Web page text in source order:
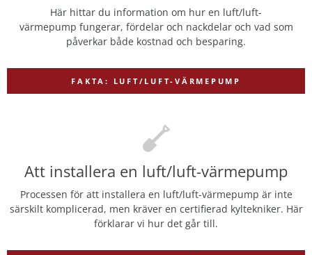
Här hittar du information om hur en luft/luft-
värmepump fungerar, fördelar och nackdelar och vad som
påverkar både kostnad och besparing.
FAKTA: LUFT/LUFT-VÄRMEPUMP
Att installera en luft/luft-värmepump
Processen för att installera en luft/luft-värmepump är inte
särskilt komplicerad, men kräver en certifierad kyltekniker. Här
förklarar vi hur det går till.